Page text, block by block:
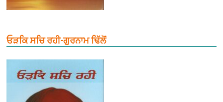
ਓੜਕਿ ਸਚਿ ਰਹੀ-ਗੁਰਨਾਮ ਢਿੱਲੋਂ